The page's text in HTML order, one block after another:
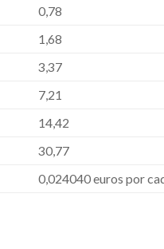
0,78
1,68
3,37
7,21
14,42
30,77
0,024040 euros por